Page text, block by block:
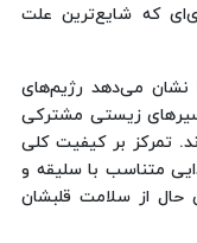
که شایع‌ترین علت
نشان می‌دهد رژیم‌های
زیستی مشترکی
تمرکز بر کیفیت کلی
متناسب با سلیقه و
حال از سلامت قلبشان